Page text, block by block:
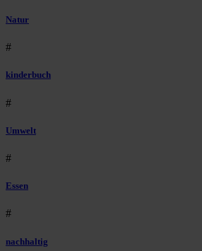
Natur
#
kinderbuch
#
Umwelt
#
Essen
#
nachhaltig